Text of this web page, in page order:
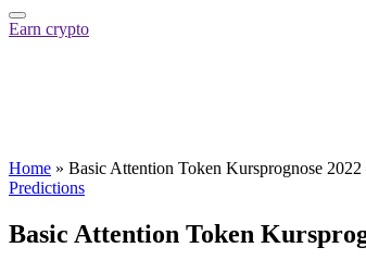
Earn crypto
Home » Basic Attention Token Kursprognose
Predictions
Basic Attention Token